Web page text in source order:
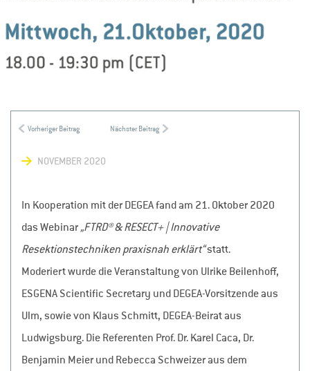
NOVEMBER 2020
In Kooperation mit der DEGEA fand am 21. Oktober 2020
das Webinar„FTRD® & RESECT+ | Innovative
Resektionstechniken praxisnah erklärt“statt.
Moderiert wurde die Veranstaltung von Ulrike Beilenhoff,
ESGENA Scientific Secretary und DEGEA-Vorsitzende aus
Ulm, sowie von Klaus Schmitt, DEGEA-Beirat aus
Ludwigsburg. Die Referenten Prof. Dr. Karel Caca, Dr.
Benjamin Meier und Rebecca Schweizer aus dem